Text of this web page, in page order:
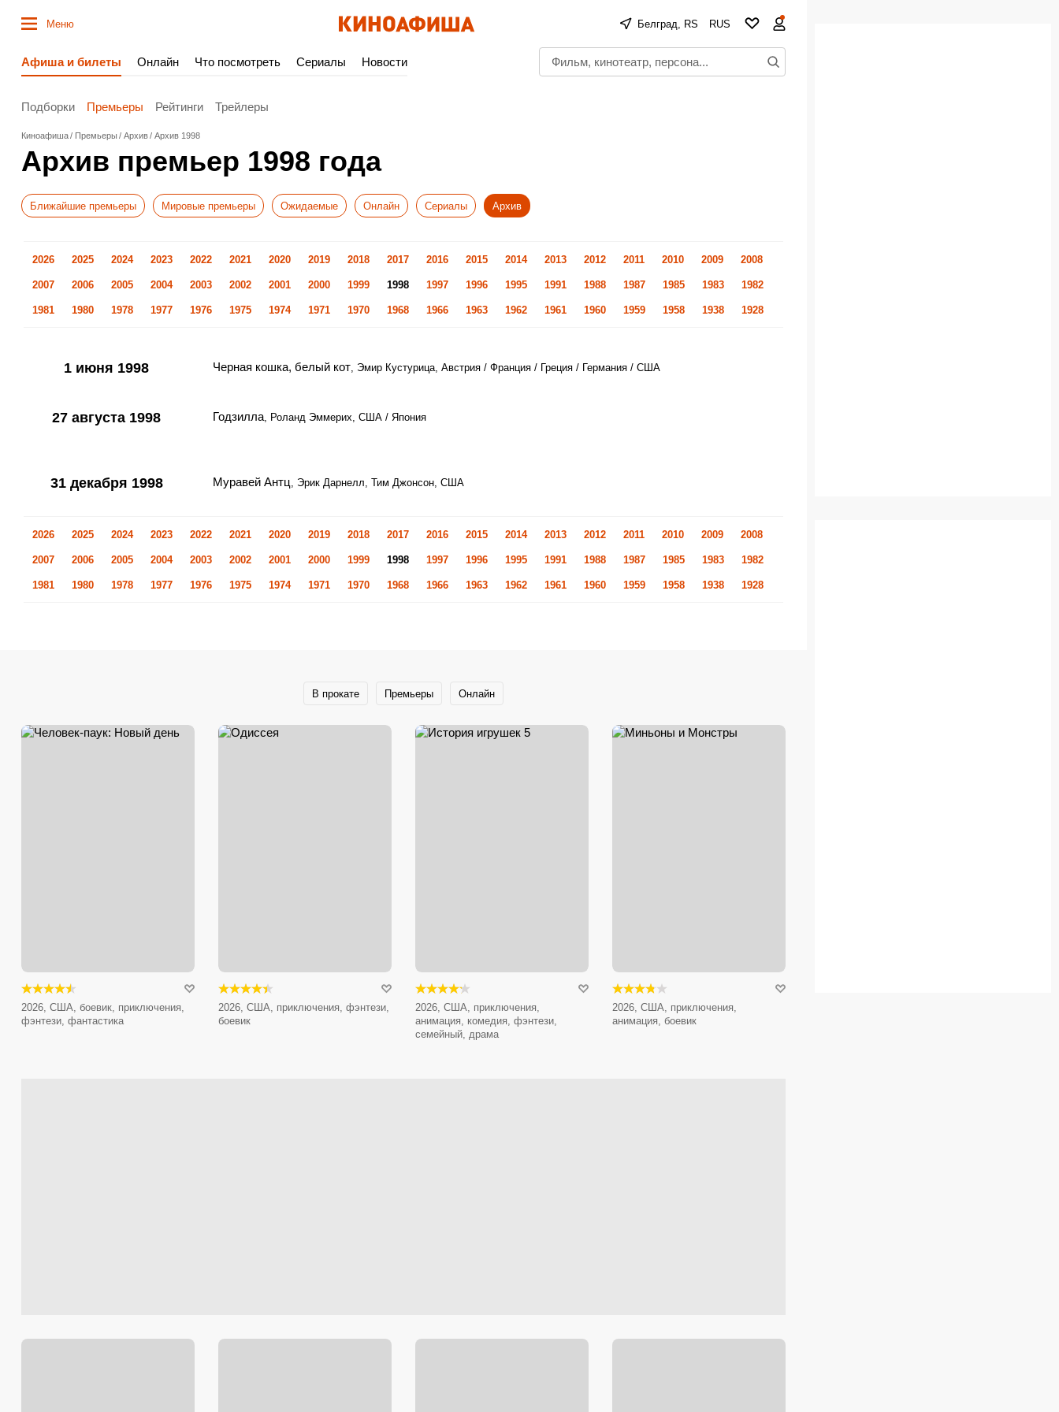
Меню Белград, RS RUS
Афиша и билеты Онлайн Что посмотреть Сериалы Новости
Подборки Премьеры Рейтинги Трейлеры
Киноафиша Премьеры Архив Архив 1998
Архив премьер 1998 года
Ближайшие премьеры Мировые премьеры Ожидаемые Онлайн Сериалы Архив
2026 2025 2024 2023 2022 2021 2020 2019 2018 2017 2016 2015 2014 2013 2012 2011 2010 2009 2008
2007 2006 2005 2004 2003 2002 2001 2000 1999 1998 1997 1996 1995 1991 1988 1987 1985 1983 1982
1981 1980 1978 1977 1976 1975 1974 1971 1970 1968 1966 1963 1962 1961 1960 1959 1958 1938 1928
1 июня 1998 Черная кошка, белый кот, Эмир Кустурица, Австрия / Франция / Греция / Германия / США
27 августа 1998 Годзилла, Роланд Эммерих, США / Япония
31 декабря 1998 Муравей Антц, Эрик Дарнелл, Тим Джонсон, США
2026 2025 2024 2023 2022 2021 2020 2019 2018 2017 2016 2015 2014 2013 2012 2011 2010 2009 2008
2007 2006 2005 2004 2003 2002 2001 2000 1999 1998 1997 1996 1995 1991 1988 1987 1985 1983 1982
1981 1980 1978 1977 1976 1975 1974 1971 1970 1968 1966 1963 1962 1961 1960 1959 1958 1938 1928
В прокате Премьеры Онлайн
2026, США, боевик, приключения,
фэнтези, фантастика
2026, США, приключения, фэнтези,
боевик
2026, США, приключения,
анимация, комедия, фэнтези,
семейный, драма
2026, США, приключения,
анимация, боевик